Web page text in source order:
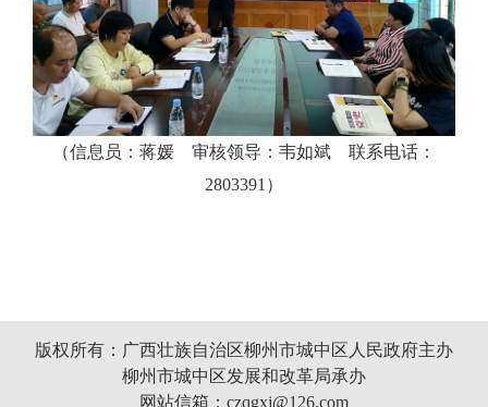
（信息员：蒋媛 审核领导：韦如斌 联系电话：
2803391）
版权所有：广西壮族自治区柳州市城中区人民政府主办
柳州市城中区发展和改革局承办
网站信箱：czqgxj@126.com